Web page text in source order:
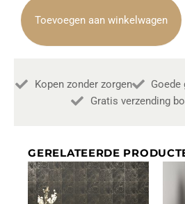
Metaal
Hufterproof
137cm
Toevoegen aan winkelwagen
Kopen zonder zorgen Goede
Gratis verzending
GERELATEERDE